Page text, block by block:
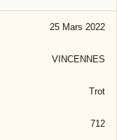
25 Mars 2022
VINCENNES
Trot
712